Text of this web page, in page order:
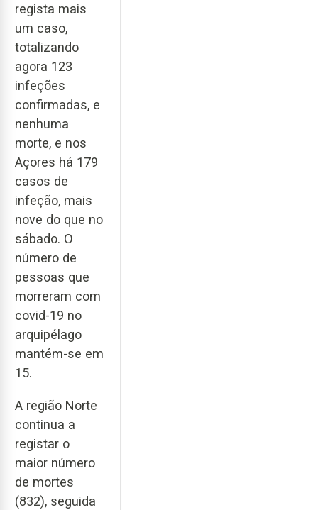
regista mais
um caso,
totalizando
agora 123
infeções
confirmadas, e
nenhuma
morte, e nos
Açores há 179
casos de
infeção, mais
nove do que no
sábado. O
número de
pessoas que
morreram com
covid-19 no
arquipélago
mantém-se em
15.
A região Norte
continua a
registar o
maior número
de mortes
(832), seguida